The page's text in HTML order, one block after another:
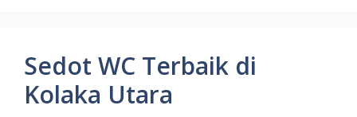
Sedot WC Terbaik di
Kolaka Utara